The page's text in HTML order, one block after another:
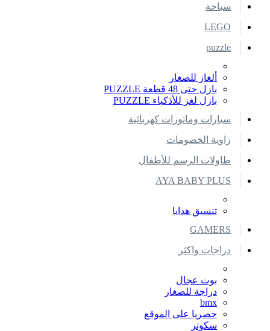
سباحة
LEGO
puzzle
ألغاز للصغار
بازل حتى 48 قطعة PUZZLE
بازل لغز للأذكياء PUZZLE
سيارات وماتورات كهربائية
زاوية الخصومات
طاولات الرسم للأطفال
AYA BABY PLUS
تنسيق هدايا
GAMERS
دراجات واكثر
بوت عجال
دراجة للصغار
bmx
حصريا على الموقع
سكوتر